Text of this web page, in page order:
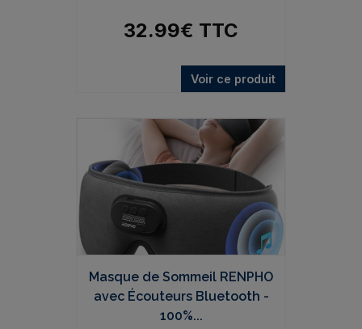
32.99€ TTC
Voir ce produit
Masque de Sommeil RENPHO
avec Écouteurs Bluetooth -
100%...